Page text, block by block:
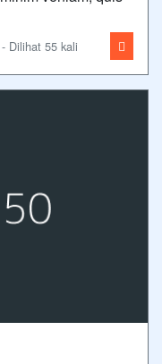
Dilihat 55 kali